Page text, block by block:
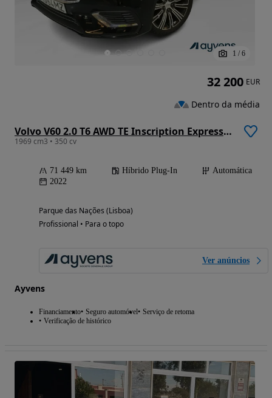
1 / 6
Volvo V60 2.0 T6 AWD TE Inscription Expression
1969 cm3 • 350 cv
71 449 km Híbrido Plug-In
Automática
2022
Parque das Nações (Lisboa)
Profissional • Para o topo
Ver anúncios
Ayvens
Financiamento Seguro automóvel Serviço de retoma
Verificação de histórico
32 200 EUR
Dentro da média